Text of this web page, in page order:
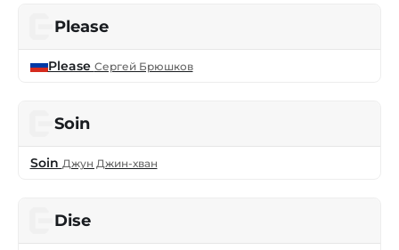
Please
Please Сергей Брюшков
Soin
Soin Джун Джин-хван
Dise